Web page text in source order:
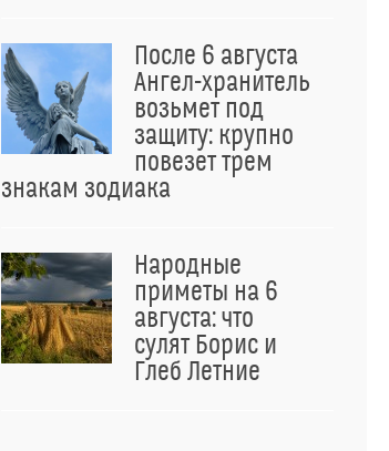
После 6 августа
Ангел-хранитель
возьмет под
защиту: крупно
повезет трем
знакам зодиака
Народные
приметы на 6
августа: что
сулят Борис и
Глеб Летние